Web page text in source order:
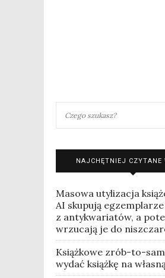
NAJCHĘTNIEJ CZYTANE
Masowa utylizacja
AI skupują egzemplarze
z antykwariatów, a
wrzucają je do
Książkowe zrób-to-
wydać książkę na